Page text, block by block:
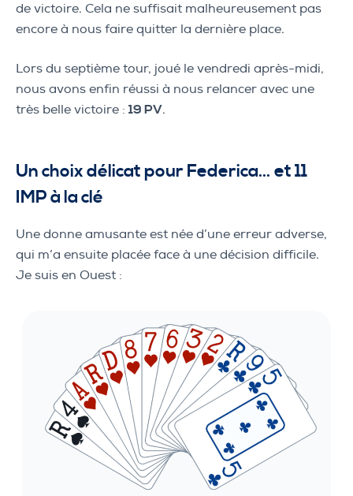
de victoire. Cela ne suffisait malheureusement pas
encore à nous faire quitter la dernière place.
Lors du septième tour, joué le vendredi après-midi,
nous avons enfin réussi à nous relancer avec une
très belle victoire : 19 PV.
Un choix délicat pour Federica… et 11
IMP à la clé
Une donne amusante est née d’une erreur adverse,
qui m’a ensuite placée face à une décision difficile.
Je suis en Ouest :